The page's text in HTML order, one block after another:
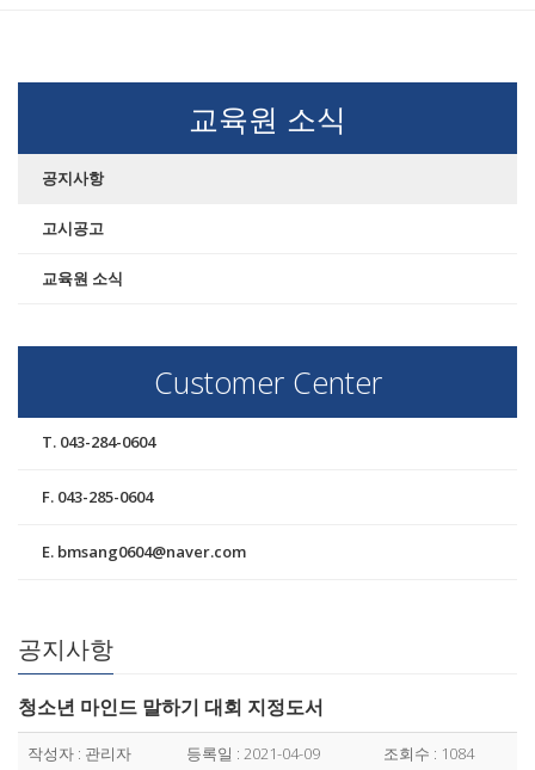
교육원 소식
공지사항
고시공고
교육원 소식
Customer Center
T. 043-284-0604
F. 043-285-0604
E. bmsang0604@naver.com
공지사항
청소년 마인드 말하기 대회 지정도서
작성자 : 관리자 등록일 : 2021-04-09 조회수 : 1084